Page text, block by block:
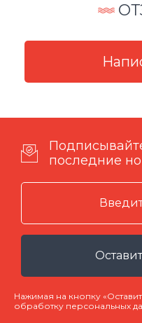
последние
Нажимая на кнопку
обработку персональных